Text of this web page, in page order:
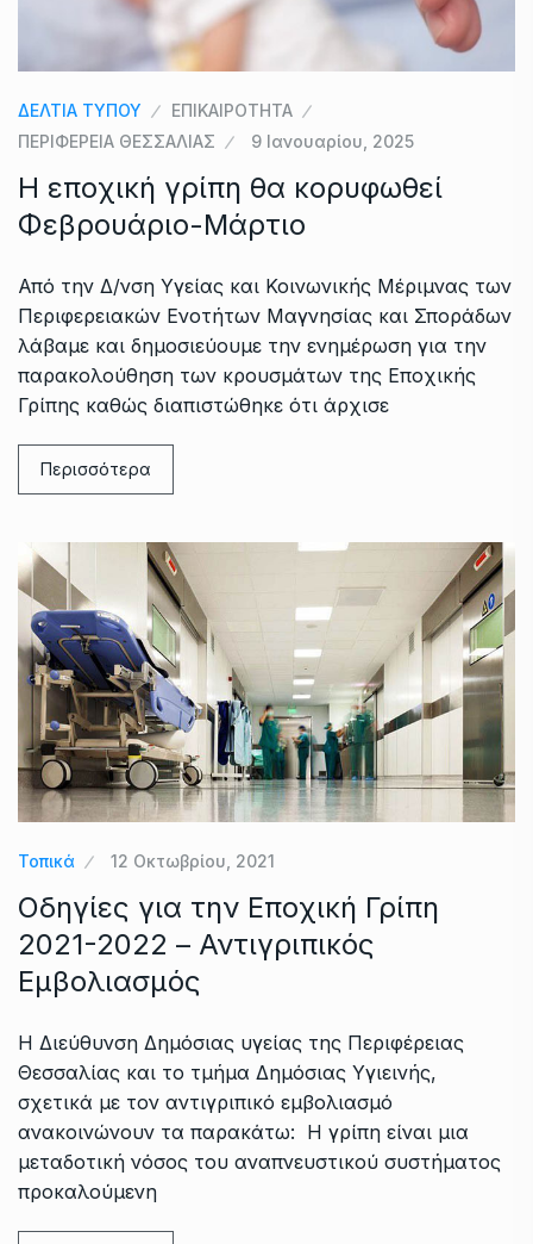
ΔΕΛΤΙΑ ΤΥΠΟΥ
ΕΠΙΚΑΙΡΟΤΗΤΑ
ΠΕΡΙΦΕΡΕΙΑ ΘΕΣΣΑΛΙΑΣ
9 Ιανουαρίου, 2025
Η εποχική γρίπη θα κορυφωθεί
Φεβρουάριο-Μάρτιο
Από την Δ/νση Υγείας και Κοινωνικής Μέριμνας των
Περιφερειακών Ενοτήτων Μαγνησίας και Σποράδων
λάβαμε και δημοσιεύουμε την ενημέρωση για την
παρακολούθηση των κρουσμάτων της Εποχικής
Γρίπης καθώς διαπιστώθηκε ότι άρχισε
Περισσότερα
Τοπικά 12 Οκτωβρίου, 2021
Οδηγίες για την Εποχική Γρίπη
2021-2022 – Αντιγριπικός
Εμβολιασμός
Η Διεύθυνση Δημόσιας υγείας της Περιφέρειας
Θεσσαλίας και το τμήμα Δημόσιας Υγιεινής,
σχετικά με τον αντιγριπικό εμβολιασμό
ανακοινώνουν τα παρακάτω: Η γρίπη είναι μια
μεταδοτική νόσος του αναπνευστικού συστήματος
προκαλούμενη